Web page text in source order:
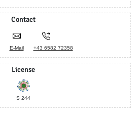
Contact
E-Mail +43 6582 72358
License
S 244